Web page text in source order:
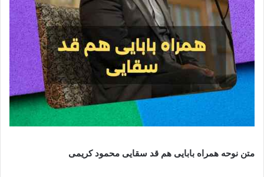
متن نوحه همراه بابایی هم قد سقایی محمود کریمی